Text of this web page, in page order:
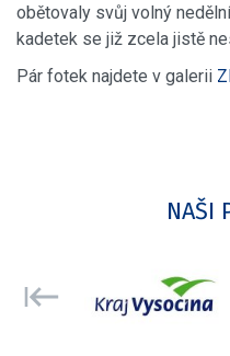
obětovaly svůj volný
kadetek se již zcela jistě
Pár fotek najdete v galerii
NAŠI